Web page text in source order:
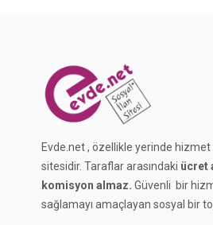
Evde.net , özellikle yerinde
sitesidir. Taraflar arasındaki ücret
komisyon almaz. Güvenli bir
sağlamayı amaçlayan sosyal bir